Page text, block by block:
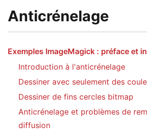
Anticrénelage
Exemples ImageMagick : préface et
Introduction à l'anticrénelage
Dessiner avec seulement des
Dessiner de fins cercles bitmap
Anticrénelage et problèmes de
diffusion